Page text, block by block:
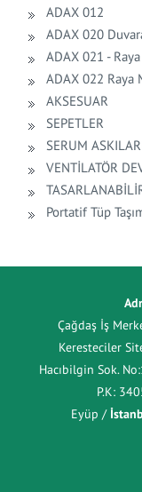
ADAX 012
ADAX 020
ADAX 021 -
ADAX 022 Raya
AKSESUAR
SEPETLER
SERUM
VENTİLATÖR
Portatif Tüp
Çağdaş İş
Keresteciler
Hacıbilgin Sok.
P.K:
Eyüp /